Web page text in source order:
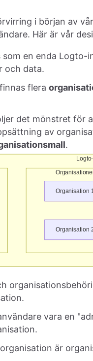
i början av
Här är vår
som en enda
och data.
flera
det mönstret för
av
.
vara en
är